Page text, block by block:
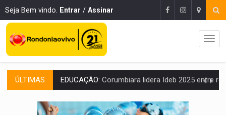
Seja Bem vindo. Entrar / Assinar
ÚLTIMAS COMPETIÇÕES:Joer 2026 inicia fases regionais e reúne mais de 7,3
PERIGO:Moradores denunciam escuridão e insegurança na Estrada